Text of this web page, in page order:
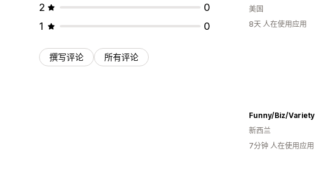
2
0
1
0
撰写评论 所有评论
美国
8天 人在使用应用
Funny/Biz/Variety
新西兰
7分钟 人在使用应用